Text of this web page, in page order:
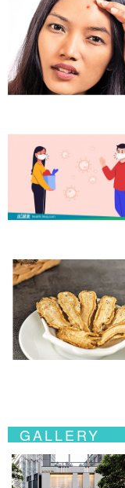
GALLERY